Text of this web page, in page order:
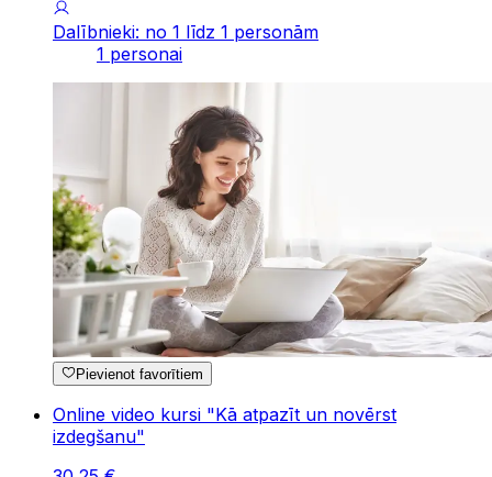
Dalībnieki: no 1 līdz 1 personām
1 personai
Pievienot favorītiem
Online video kursi "Kā atpazīt un novērst
izdegšanu"